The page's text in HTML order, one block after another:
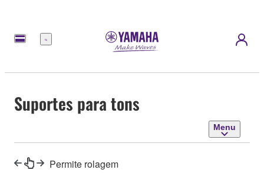
Menu
Suportes para tons
Menu
Permite rolagem